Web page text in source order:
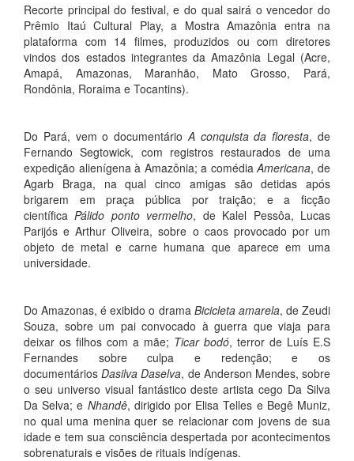
Recorte principal do festival, e do qual sairá o vencedor do
Prêmio Itaú Cultural Play, a Mostra Amazônia entra na
plataforma com 14 filmes, produzidos ou com diretores
vindos dos estados integrantes da Amazônia Legal (Acre,
Amapá, Amazonas, Maranhão, Mato Grosso, Pará,
Rondônia, Roraima e Tocantins).
Do Pará, vem o documentário A conquista da floresta, de
Fernando Segtowick, com registros restaurados de uma
expedição alienígena à Amazônia; a comédiaAmericana, de
Agarb Braga, na qual cinco amigas são detidas após
brigarem em praça pública por traição; e a ficção
científicaPálido ponto vermelho, de Kalel Pessôa, Lucas
Parijós e Arthur Oliveira, sobre o caos provocado por um
objeto de metal e carne humana que aparece em uma
universidade.
Do Amazonas, é exibido o drama Bicicleta amarela, de Zeudi
Souza, sobre um pai convocado à guerra que viaja para
deixar os filhos com a mãe; Ticar bodó, terror de Luís E.S
Fernandes sobre culpa e redenção; e os
documentáriosDasilva Daselva, de Anderson Mendes, sobre
o seu universo visual fantástico deste artista cego Da Silva
Da Selva; e Nhandê, dirigido por Elisa Telles e Begê Muniz,
no qual uma menina quer se relacionar com jovens de sua
idade e tem sua consciência despertada por acontecimentos
sobrenaturais e visões de rituais indígenas.